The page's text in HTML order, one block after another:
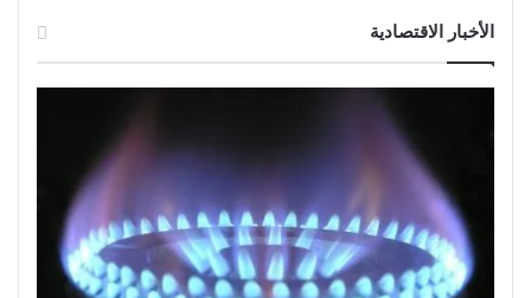
الأخبار الاقتصادية